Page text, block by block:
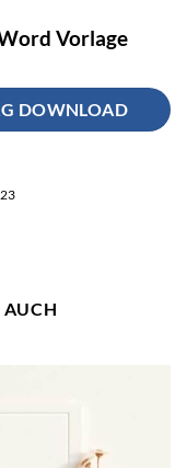
Vorlage
DOWNLOAD
AUCH